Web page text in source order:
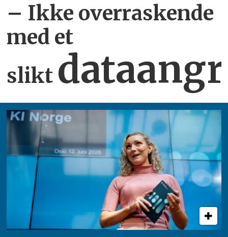
– Ikke overraskende
med et
slikt